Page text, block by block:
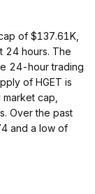
of $137.61K,
24 hours. The
24-hour trading
of HGET is
cap,
Over the past
and a low of